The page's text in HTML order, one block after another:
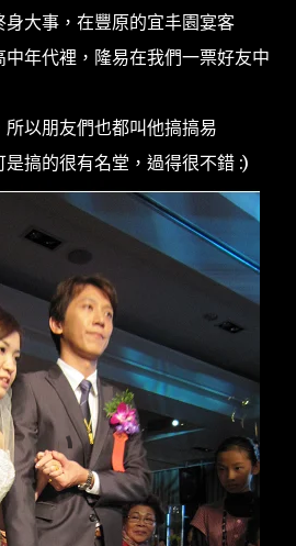
大事，在豐原的宜丰園宴客
年代裡，隆易在我們一票好友中
以朋友們也都叫他搞搞易
搞的很有名堂，過得很不錯 :)